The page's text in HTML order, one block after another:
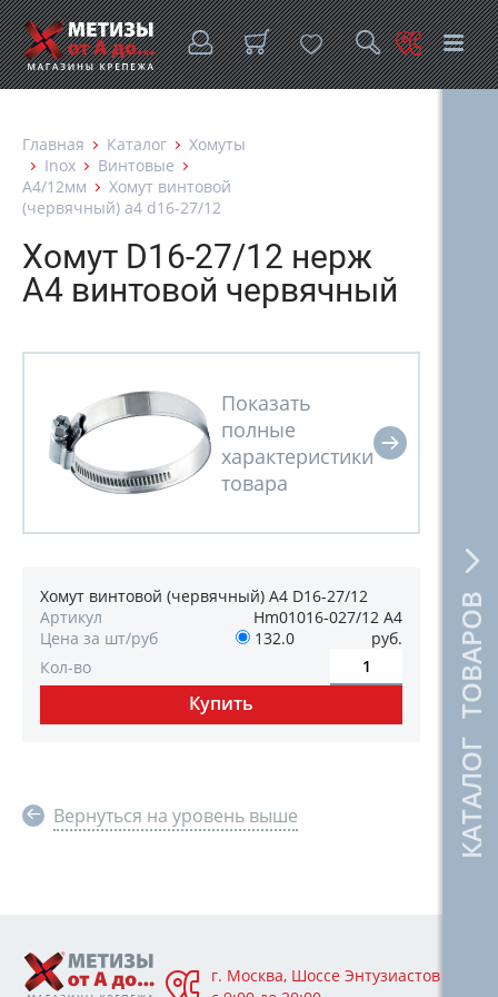
КАТАЛОГ ТОВАРОВ
Главная Каталог
Хомуты
Inox
Винтовые
A4/12мм
Хомут винтовой
(червячный) a4 d16-27/12
Хомут D16-27/12 нерж
А4 винтовой червячный
Хомут винтовой (червячный) A4 D16-27/12
Артикул
Hm01016-027/12 A4
Цена за шт/руб
132.0
руб.
Кол-во
Вернуться на уровень выше
г. Москва, Шоссе Энтузиастов 76А,